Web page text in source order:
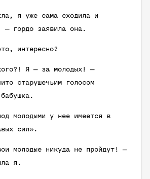
я уже сама сходила и
— гордо заявила она.
интересно?
Я — за молодых! —
старушечьим голосом
молодыми у нее имеется в
сил».
молодые никуда не пройдут! —
я.